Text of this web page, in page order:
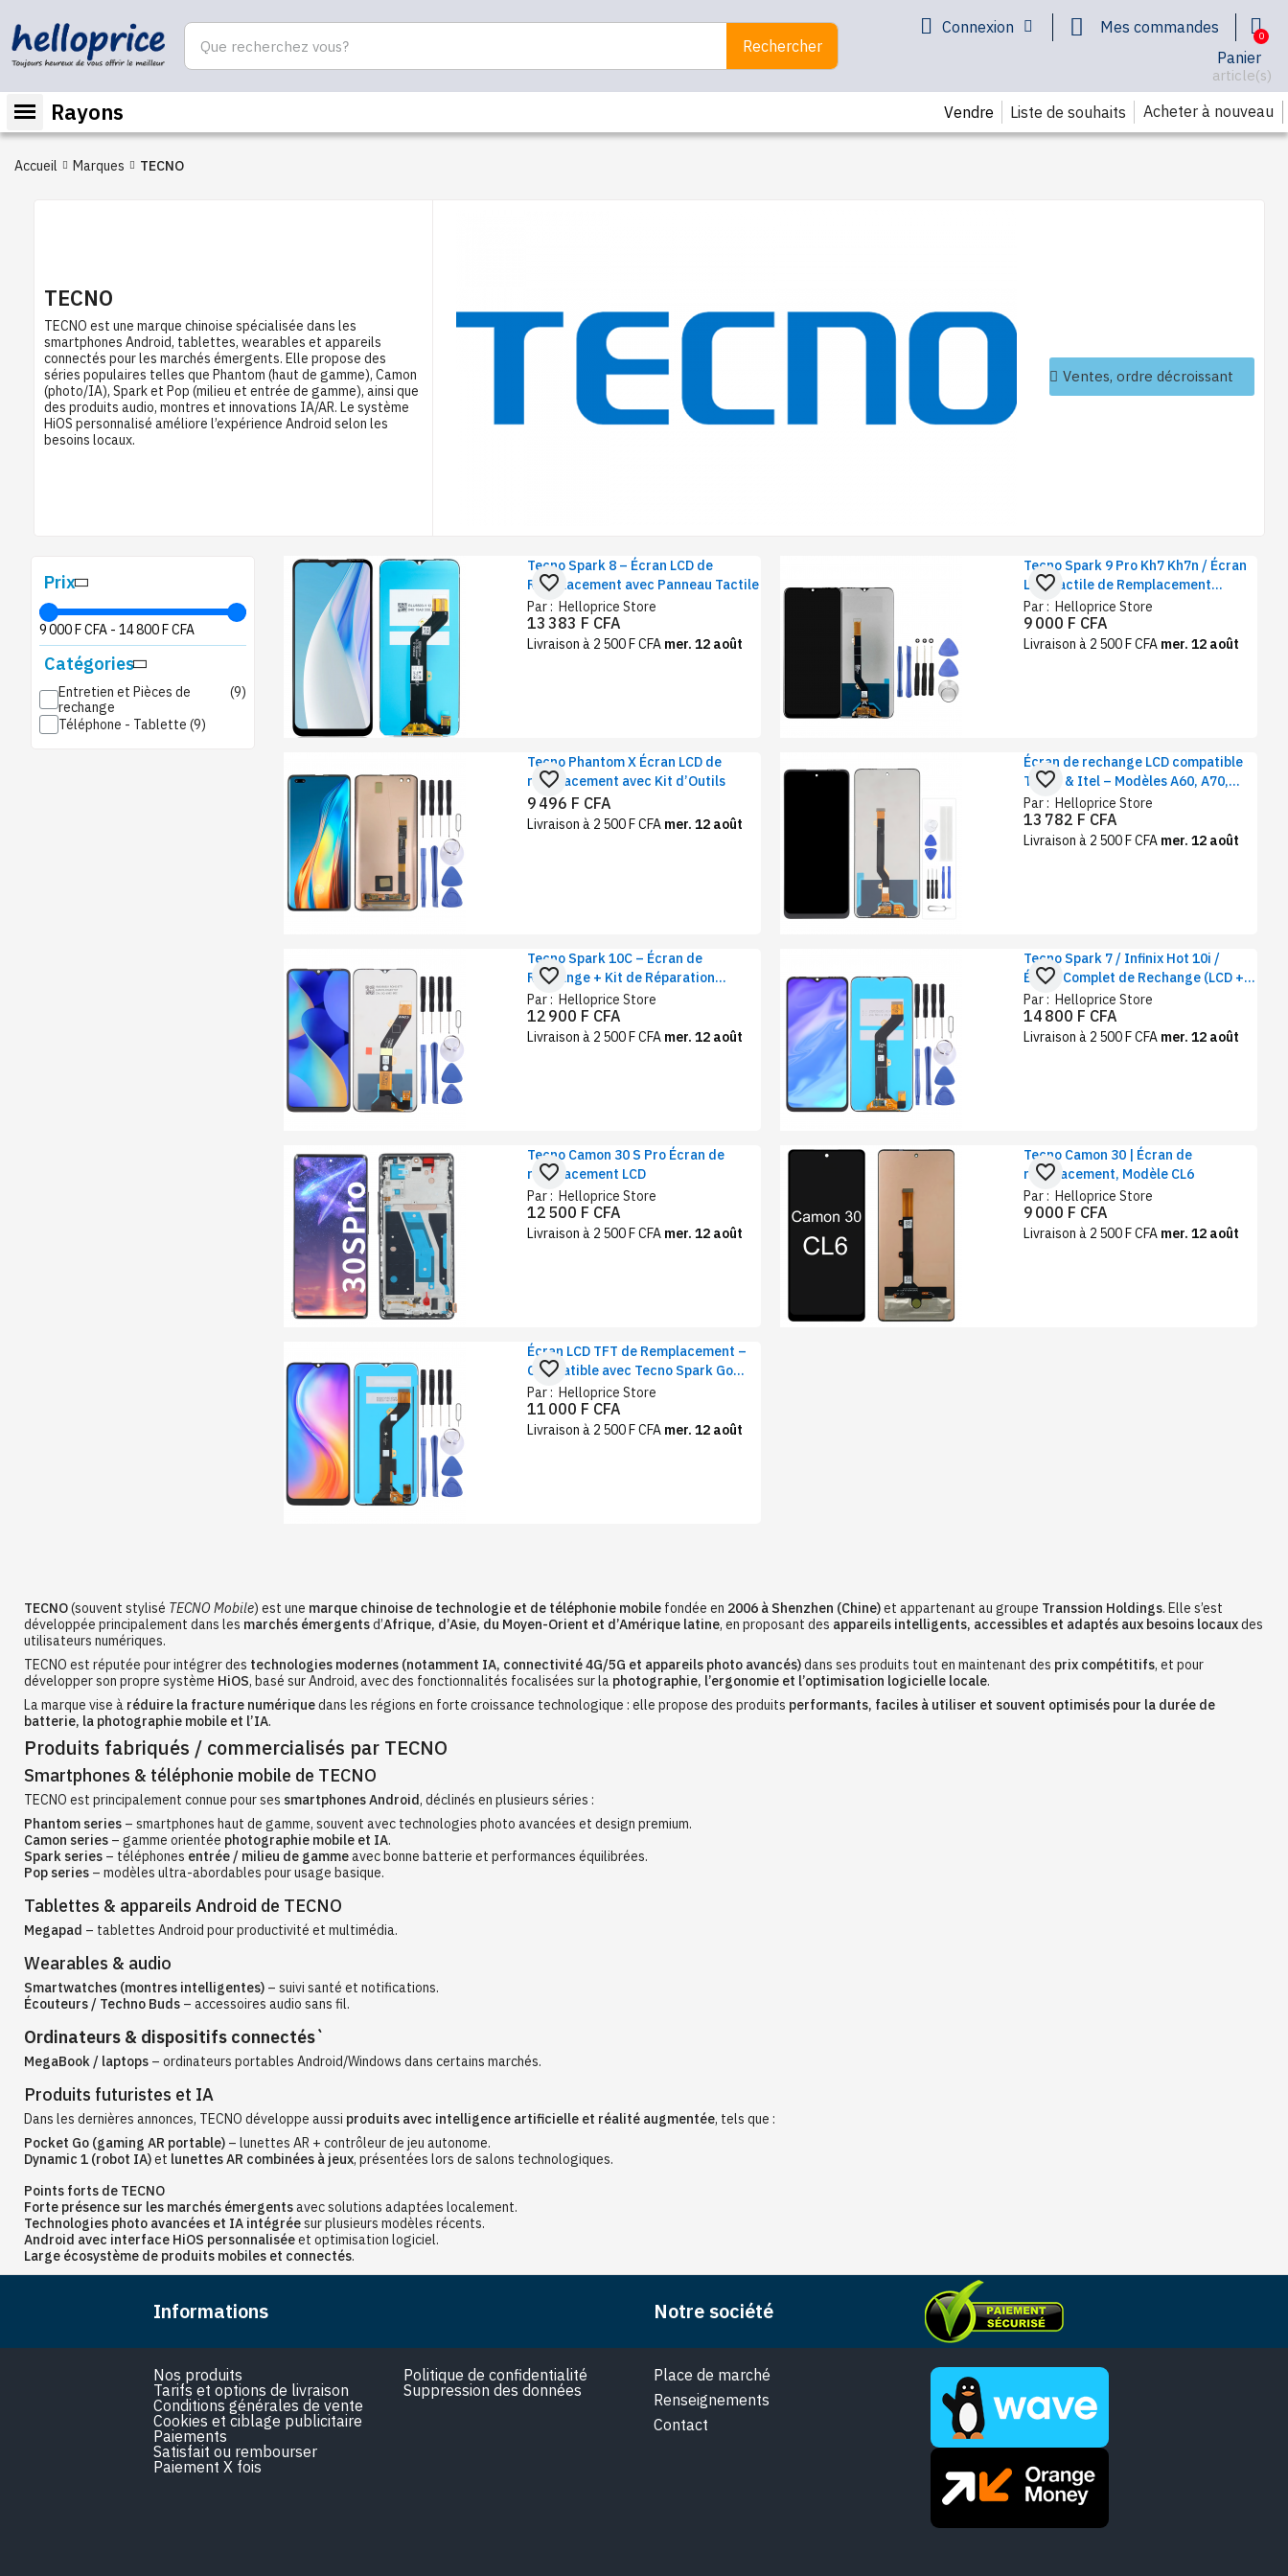
Rechercher
Connexion
Mes commandes
Panier
article(s)
Rayons Vendre Liste de souhaits Acheter à nouveau
Accueil Marques TECNO
TECNO
TECNO est une marque chinoise spécialisée dans les
smartphones Android, tablettes, wearables et appareils
connectés pour les marchés émergents. Elle propose des
séries populaires telles que Phantom (haut de gamme), Camon
(photo/IA), Spark et Pop (milieu et entrée de gamme), ainsi que
des produits audio, montres et innovations IA/AR. Le système
HiOS personnalisé améliore l’expérience Android selon les
besoins locaux.
Prix
9 000 F CFA - 14 800 F CFA
Catégories
Entretien et Pièces de
rechange
Téléphone - Tablette
Tecno Spark 8 – Écran LCD de
Remplacement avec Panneau Tactile
Par : Helloprice Store
favorite_border
13 383 F CFA
Livraison à 2 500 F CFA mer. 12 août
Tecno Spark 9 Pro Kh7 Kh7n / Écran
LCD Tactile de Remplacement
Complet
Par : Helloprice Store
favorite_border
9 000 F CFA
Livraison à 2 500 F CFA mer. 12 août
Tecno Phantom X Écran LCD de
remplacement avec Kit d’Outils
favorite_border
9 496 F CFA
Livraison à 2 500 F CFA mer. 12 août
Écran de rechange LCD compatible
Tecno & Itel – Modèles A60, A70,
S16, A58, Spark 4, Pop 8, Camon
Par : Helloprice Store
favorite_border
13 782 F CFA
Livraison à 2 500 F CFA mer. 12 août
Tecno Spark 10C – Écran de
Rechange + Kit de Réparation
Complet
Par : Helloprice Store
favorite_border
12 900 F CFA
Livraison à 2 500 F CFA mer. 12 août
Tecno Spark 7 / Infinix Hot 10i /
Écran Complet de Rechange (LCD +
Tactile) / Smart 5 Pro
Par : Helloprice Store
favorite_border
14 800 F CFA
Livraison à 2 500 F CFA mer. 12 août
Tecno Camon 30 S Pro Écran de
remplacement LCD
Par : Helloprice Store
favorite_border
12 500 F CFA
Livraison à 2 500 F CFA mer. 12 août
Tecno Camon 30 | Écran de
remplacement, Modèle CL6
Par : Helloprice Store
favorite_border
9 000 F CFA
Livraison à 2 500 F CFA mer. 12 août
Écran LCD TFT de Remplacement –
Compatible avec Tecno Spark Go
2020 / Spark 6 Go & Infinix Hot 10
Lite / Smart 5
Par : Helloprice Store
favorite_border
11 000 F CFA
Livraison à 2 500 F CFA mer. 12 août
TECNO(souvent stylisé TECNO Mobile) est une marque chinoise de technologie et de téléphonie mobile fondée en 2006 à Shenzhen (Chine)et appartenant au groupe Transsion Holdings. Elle s’est
développée principalement dans les marchés émergentsd’Afrique, d’Asie, du Moyen-Orient et d’Amérique latine, en proposant des appareils intelligents, accessibles et adaptés aux besoins locauxdes
utilisateurs numériques.
TECNO est réputée pour intégrer des technologies modernes (notamment IA, connectivité 4G/5G et appareils photo avancés)dans ses produits tout en maintenant des prix compétitifs, et pour
développer son propre système HiOS, basé sur Android, avec des fonctionnalités focalisées sur la photographie, l’ergonomie et l’optimisation logicielle locale.
La marque vise à réduire la fracture numériquedans les régions en forte croissance technologique : elle propose des produits performants, faciles à utiliser et souvent optimisés pour la durée de
batterie, la photographie mobile et l’IA.
Produits fabriqués / commercialisés par TECNO
Smartphones & téléphonie mobile de TECNO
TECNO est principalement connue pour ses smartphones Android, déclinés en plusieurs séries :
Phantom series – smartphones haut de gamme, souvent avec technologies photo avancées et design premium.
Camon series – gamme orientée photographie mobile et IA.
Spark series – téléphones entrée / milieu de gammeavec bonne batterie et performances équilibrées.
Pop series – modèles ultra-abordables pour usage basique.
Tablettes & appareils Android de TECNO
Megapad – tablettes Android pour productivité et multimédia.
Wearables & audio
Smartwatches (montres intelligentes) – suivi santé et notifications.
Écouteurs / Techno Buds – accessoires audio sans fil.
Ordinateurs & dispositifs connectés`
MegaBook / laptops – ordinateurs portables Android/Windows dans certains marchés.
Produits futuristes et IA
Dans les dernières annonces, TECNO développe aussi produits avec intelligence artificielle et réalité augmentée, tels que :
Pocket Go (gaming AR portable) – lunettes AR + contrôleur de jeu autonome.
Dynamic 1 (robot IA)et lunettes AR combinées à jeux, présentées lors de salons technologiques.
Points forts de TECNO
Forte présence sur les marchés émergentsavec solutions adaptées localement.
Technologies photo avancées et IA intégréesur plusieurs modèles récents.
Android avec interface HiOS personnaliséeet optimisation logiciel.
Large écosystème de produits mobiles et connectés.
Informations Notre société
Nos produits
Tarifs et options de livraison
Conditions générales de vente
Cookies et ciblage publicitaire
Paiements
Satisfait ou rembourser
Paiement X fois
Politique de confidentialité
Suppression des données
Place de marché
Renseignements
Contact